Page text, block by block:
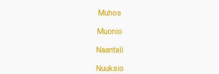
Muhos
Muonio
Naantali
Nuuksio